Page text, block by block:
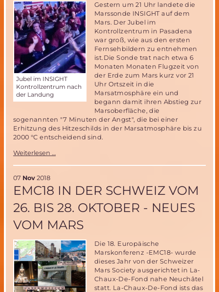
Riesen-
Raumschiff
Jubel im INSIGHT
Kontrollzentrum nach
der Landung
Gestern um 21 Uhr landete die
Marssonde INSIGHT auf dem
Mars. Der Jubel im
Kontrollzentrum in Pasadena
war groß, wie aus den ersten
Fernsehbildern zu entnehmen
ist.Die Sonde trat nach etwa 6
Monaten Monaten Flugzeit von
der Erde zum Mars kurz vor 21
Uhr Ortszeit in die
Marsatmosphäre ein und
begann damit ihren Abstieg zur
Marsoberfläche, die
sogenannten "7 Minuten der Angst", die bei einer
Erhitzung des Hitzeschilds in der Marsatmosphäre bis zu
2000 °C entscheidend sind.
Weiterlesen …
ein
wichtiger
Schritt
für
die
Marsforschung
07 Nov 2018
EMC18 IN DER SCHWEIZ VOM
26. BIS 28. OKTOBER - NEUES
VOM MARS
Die 18. Europäische
Marskonferenz -EMC18- wurde
dieses Jahr von der Schweizer
Mars Society ausgerichtet in La-
Chaux-De-Fond nahe Neuchâtel
statt. La-Chaux-De-Fond ists das